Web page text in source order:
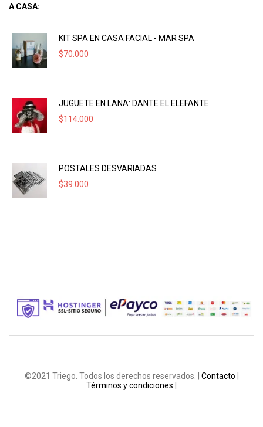
A CASA:
KIT SPA EN CASA FACIAL - MAR SPA
$70.000
JUGUETE EN LANA: DANTE EL ELEFANTE
$114.000
POSTALES DESVARIADAS
$39.000
©2021 Triego. Todos los derechos reservados. | Contacto
Términos y condiciones